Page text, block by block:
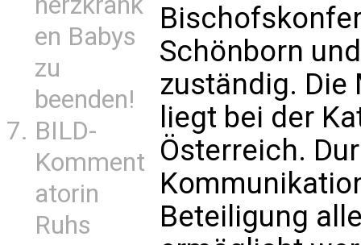
en Babys
zu
beenden!
BILD-
Komment
atorin
Ruhs
Schönborn
zuständig. Die
liegt bei der
Österreich.
Beteiligung